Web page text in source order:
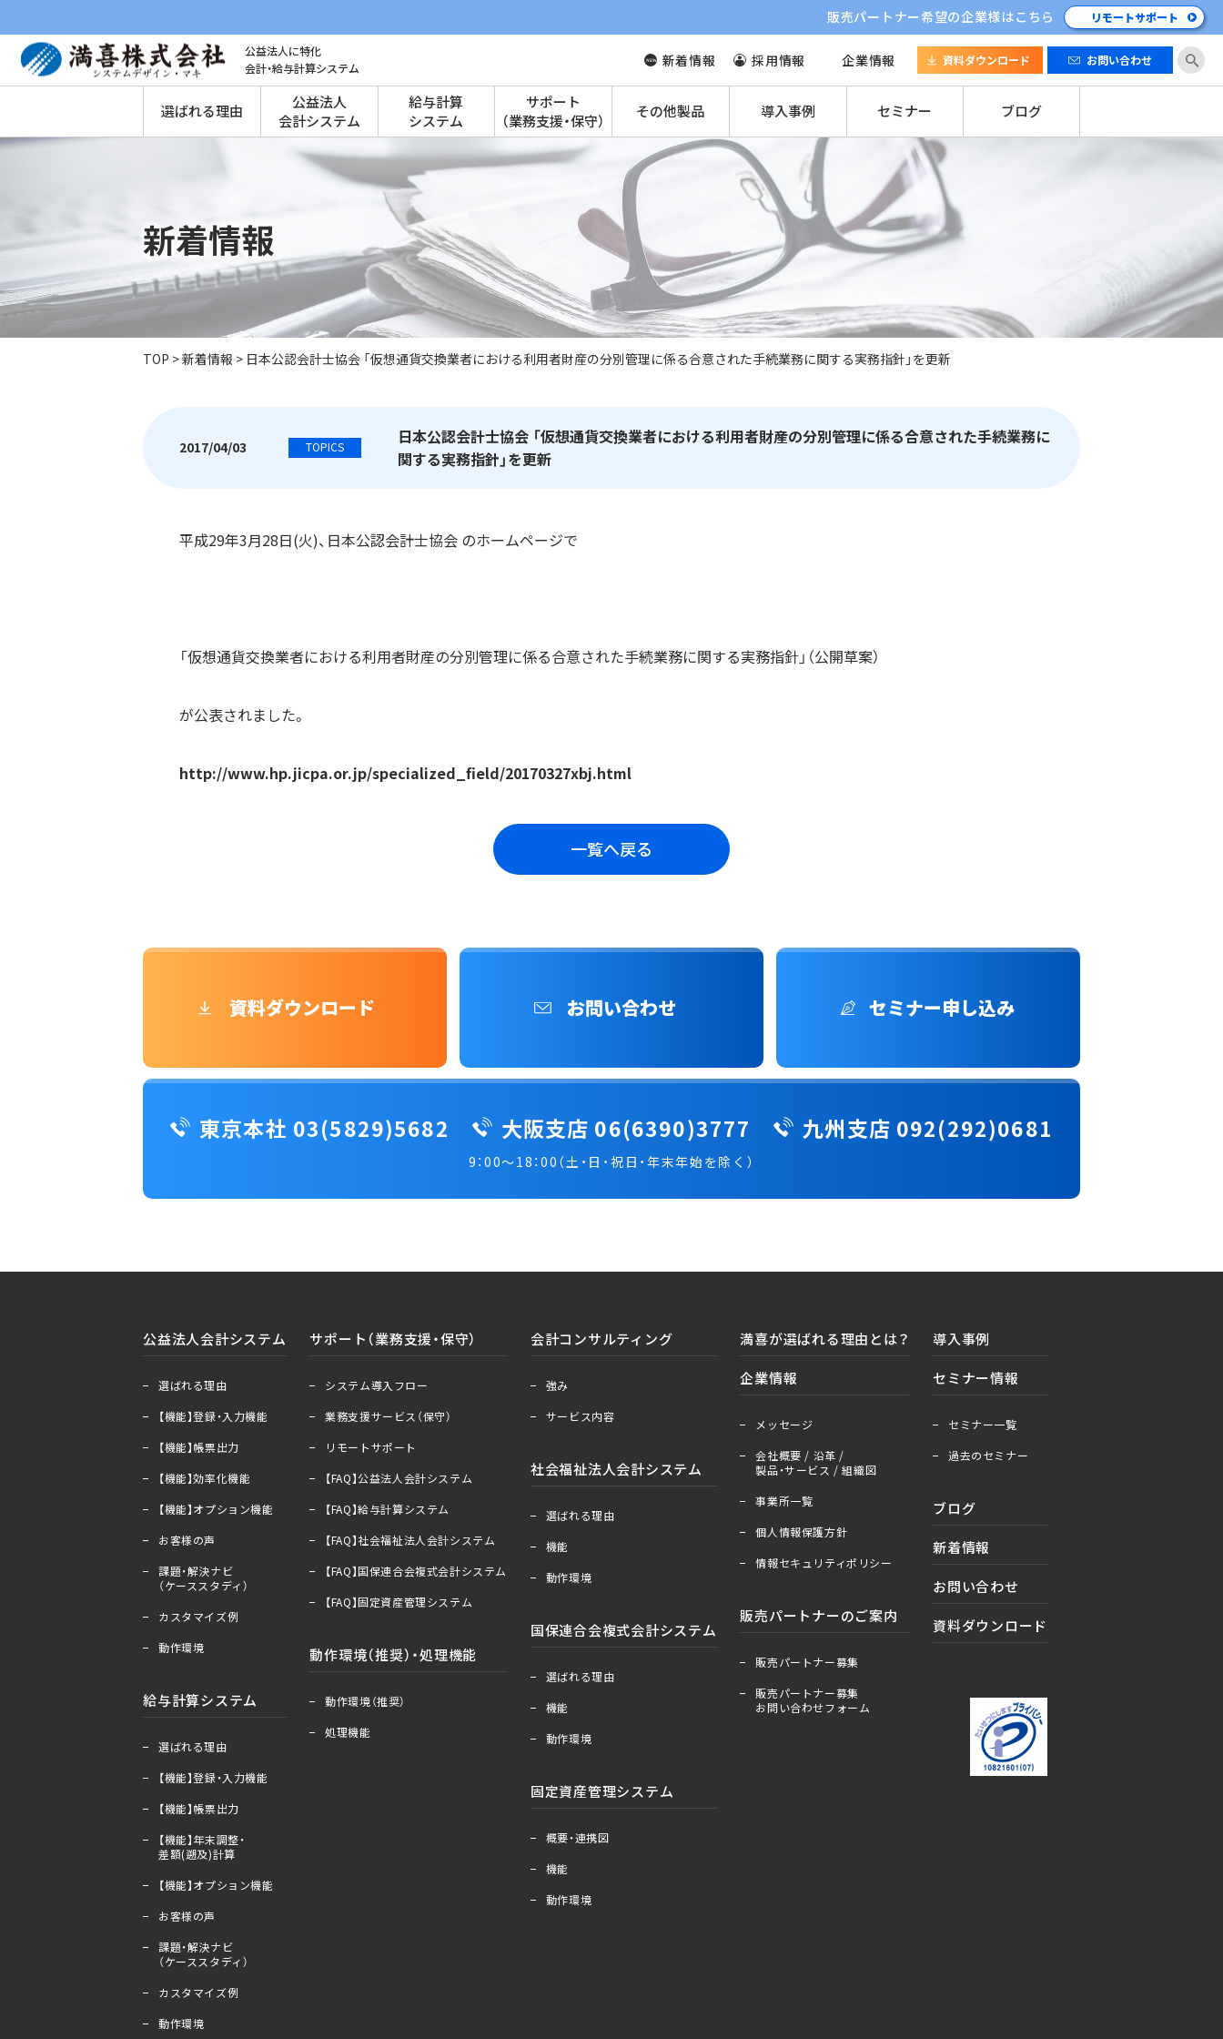
販売パートナー希望の企業様はこちら リモートサポート
公益法人に特化
会計・給与計算システム
新着情報 採用情報 企業情報 資料ダウンロード お問い合わせ
選ばれる理由
公益法人
会計システム
給与計算
システム
サポート
（業務支援・保守）
その他製品 導入事例 セミナー ブログ
新着情報
TOP >新着情報 > 日本公認会計士協会 「仮想通貨交換業者における利用者財産の分別管理に係る合意された手続業務に関する実務指針」を更新
2017/04/03 TOPICS
日本公認会計士協会 「仮想通貨交換業者における利用者財産の分別管理に係る合意された手続業務に
関する実務指針」を更新
平成29年3月28日(火)、日本公認会計士協会 のホームページで
「仮想通貨交換業者における利用者財産の分別管理に係る合意された手続業務に関する実務指針」（公開草案）
が公表されました。
http://www.hp.jicpa.or.jp/specialized_field/20170327xbj.html
一覧へ戻る
資料ダウンロード お問い合わせ セミナー申し込み
東京本社 03(5829)5682 大阪支店 06(6390)3777 九州支店 092(292)0681
9：00～18：00（土・日・祝日・年末年始を除く）
公益法人会計システム
選ばれる理由
【機能】登録・入力機能
【機能】帳票出力
【機能】効率化機能
【機能】オプション機能
お客様の声
課題・解決ナビ
（ケーススタディ）
カスタマイズ例
動作環境
給与計算システム
選ばれる理由
【機能】登録・入力機能
【機能】帳票出力
【機能】年末調整・
差額(遡及)計算
【機能】オプション機能
お客様の声
課題・解決ナビ
（ケーススタディ）
カスタマイズ例
動作環境
サポート（業務支援・保守）
システム導入フロー
業務支援サービス（保守）
リモートサポート
【FAQ】公益法人会計システム
【FAQ】給与計算システム
【FAQ】社会福祉法人会計システム
【FAQ】国保連合会複式会計システム
【FAQ】固定資産管理システム
動作環境（推奨）・処理機能
動作環境（推奨）
処理機能
会計コンサルティング
強み
サービス内容
社会福祉法人会計システム
選ばれる理由
機能
動作環境
国保連合会複式会計システム
選ばれる理由
機能
動作環境
固定資産管理システム
概要・連携図
機能
動作環境
満喜が選ばれる理由とは？
企業情報
メッセージ
会社概要 / 沿革 /
製品・サービス / 組織図
事業所一覧
個人情報保護方針
情報セキュリティポリシー
販売パートナーのご案内
販売パートナー募集
販売パートナー募集
お問い合わせフォーム
導入事例
セミナー情報
セミナー一覧
過去のセミナー
ブログ
新着情報
お問い合わせ
資料ダウンロード